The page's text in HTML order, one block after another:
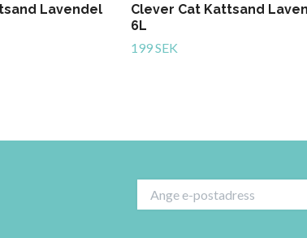
Lavendel
Clever Cat Kattsand
6L
199 SEK